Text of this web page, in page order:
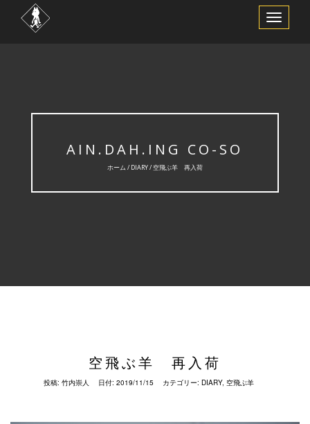
ナ
ビ
替
AIN.DAH.ING CO-SO
ホーム / DIARY/ 空飛ぶ羊 再入荷
空飛ぶ羊 再入荷
投稿: 竹内崇人 日付: 2019/11/15 カテゴリー: DIARY, 空飛ぶ羊